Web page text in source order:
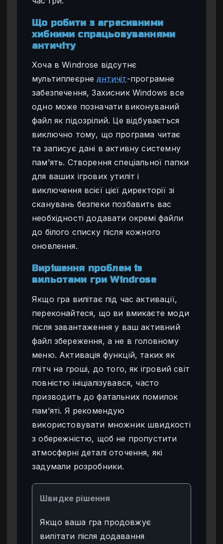
Що робити з агресивними
хибними спрацьовуваннями
античіту
Хоча в Windrose відсутнє
мультиплеєрнеантичіт-програмне
забезпечення, Захисник Windows все
одно може позначати виконуваний
файл як підозрілий. Це відбувається
виключно тому, що програма читає
та записує дані в активну системну
пам’ять. Створення спеціальної папки
для ваших ігрових утиліт і
виключення всієї цієї директорії зі
сканувань безпеки позбавить вас
необхідності додавати окремі файли
до білого списку після кожного
оновлення.
Вирішення проблем із
вильотами гри Windrose
Якщо гра вилітає під час активації,
переконайтеся, що ви вмикаєте моди
після завантаження у ваш активний
файл збереження, а не в головному
меню. Активація функцій, таких як
глітч на гроші, до того, як ігровий світ
повністю ініціалізувався, часто
призводить до фатальних помилок
пам’яті. Я рекомендую
використовувати множник швидкості
з обережністю, щоб не пропустити
атмосферні деталі оточення, які
задумали розробники.
Швидке рішення
Якщо ваша гра продовжує
вилітати після додавання